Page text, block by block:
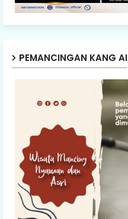
PEMANCINGAN KANG AI